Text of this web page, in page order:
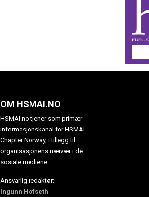
OM HSMAI.NO
HSMAI.no tjener som primær
informasjonskanal for HSMAI
Chapter Norway, i tillegg til
organisasjonens nærvær i de
sosiale mediene.
Ansvarlig redaktør:
Ingunn Hofseth